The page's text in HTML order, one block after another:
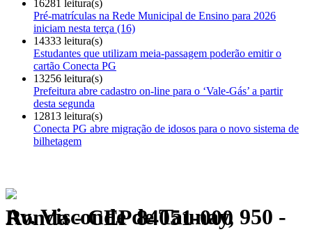
16281 leitura(s)
Pré-matrículas na Rede Municipal de Ensino para 2026
iniciam nesta terça (16)
14333 leitura(s)
Estudantes que utilizam meia-passagem poderão emitir o
cartão Conecta PG
13256 leitura(s)
Prefeitura abre cadastro on-line para o ‘Vale-Gás’ a partir
desta segunda
12813 leitura(s)
Conecta PG abre migração de idosos para o novo sistema de
bilhetagem
Av. Visconde de Taunay, 950 - Ronda - CEP 84051-000